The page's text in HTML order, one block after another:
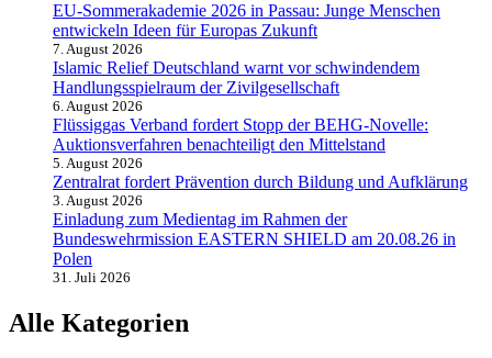
EU-Sommerakademie 2026 in Passau: Junge Menschen
entwickeln Ideen für Europas Zukunft
7. August 2026
Islamic Relief Deutschland warnt vor schwindendem
Handlungsspielraum der Zivilgesellschaft
6. August 2026
Flüssiggas Verband fordert Stopp der BEHG-Novelle:
Auktionsverfahren benachteiligt den Mittelstand
5. August 2026
Zentralrat fordert Prävention durch Bildung und Aufklärung
3. August 2026
Einladung zum Medientag im Rahmen der
Bundeswehrmission EASTERN SHIELD am 20.08.26 in
Polen
31. Juli 2026
Alle Kategorien